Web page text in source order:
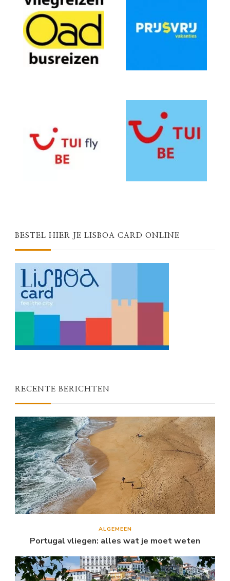
BESTEL HIER JE LISBOA CARD ONLINE
RECENTE BERICHTEN
ALGEMEEN
Portugal vliegen: alles wat je moet weten